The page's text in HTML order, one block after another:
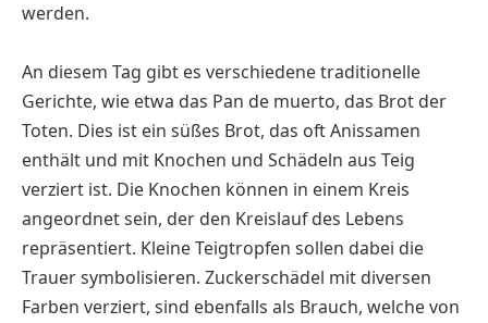
werden.
An diesem Tag gibt es verschiedene traditionelle
Gerichte, wie etwa das Pan de muerto, das Brot der
Toten. Dies ist ein süßes Brot, das oft Anissamen
enthält und mit Knochen und Schädeln aus Teig
verziert ist. Die Knochen können in einem Kreis
angeordnet sein, der den Kreislauf des Lebens
repräsentiert. Kleine Teigtropfen sollen dabei die
Trauer symbolisieren. Zuckerschädel mit diversen
Farben verziert, sind ebenfalls als Brauch, welche von